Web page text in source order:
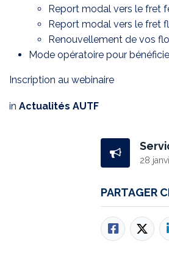
Report modal vers le fret
Report modal vers le fret
Renouvellement de vos
Mode opératoire pour
Inscription au webinaire
in Actualités AUTF
28
PARTAGER